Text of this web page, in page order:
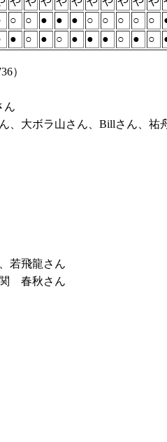
○ ○ ● ● ● ○ ○ ○ ○ ○
● ○ ● ○ ● ● ● ○ ● ○
）
ん
、大ボラ山さん、Billさん、祐
若飛龍さん
春秋さん